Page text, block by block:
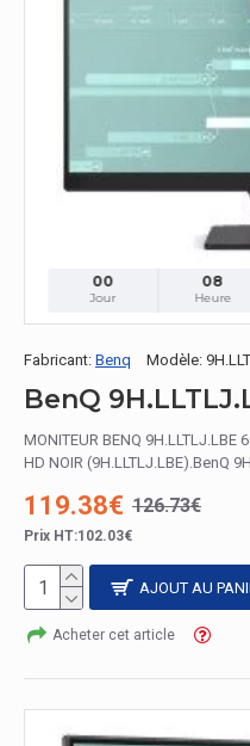
00
Jour
08
Heure
Fabricant: Benq Modèle:
MONITEUR BENQ 9H.LLTLJ.LBE
HD NOIR (9H.LLTLJ.LBE).BenQ
119.38€ 126.73€
Prix HT:102.03€
AJOUT AU
Acheter cet article